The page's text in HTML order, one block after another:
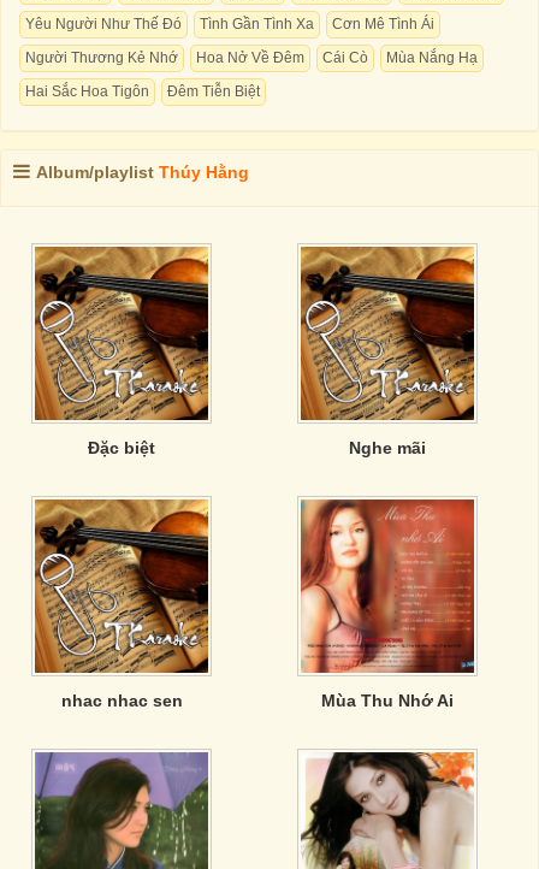
Yêu Người Như Thế Đó
Tình Gần Tình Xa
Cơn Mê Tình Ái
Người Thương Kẻ Nhớ
Hoa Nở Về Đêm Cái Cò
Mùa Nắng Hạ
Hai Sắc Hoa Tigôn
Đêm Tiễn Biệt
Album/playlist Thúy Hằng
Đặc biệt Nghe mãi
nhac nhac sen Mùa Thu Nhớ Ai